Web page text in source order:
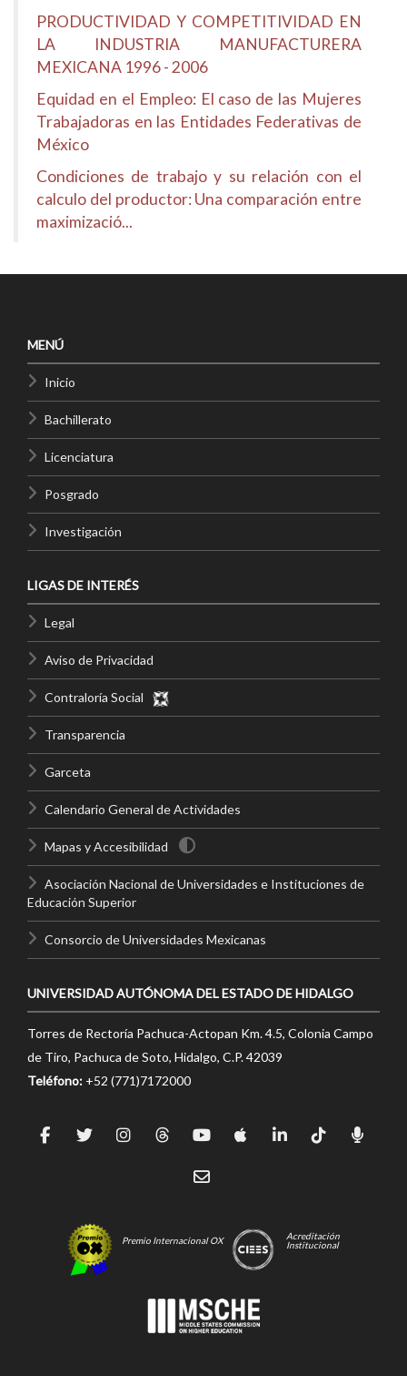
PRODUCTIVIDAD Y COMPETITIVIDAD EN
LA INDUSTRIA MANUFACTURERA
MEXICANA 1996 - 2006
Equidad en el Empleo: El caso de las Mujeres
Trabajadoras en las Entidades Federativas de
México
Condiciones de trabajo y su relación con el
calculo del productor: Una comparación entre
maximizació...
MENÚ
Inicio
Bachillerato
Licenciatura
Posgrado
Investigación
LIGAS DE INTERÉS
Legal
Aviso de Privacidad
Contraloría Social
Transparencia
Garceta
Calendario General de Actividades
Mapas y Accesibilidad
Asociación Nacional de Universidades e Instituciones de
Educación Superior
Consorcio de Universidades Mexicanas
UNIVERSIDAD AUTÓNOMA DEL ESTADO DE HIDALGO
Torres de Rectoría Pachuca-Actopan Km. 4.5, Colonia Campo
de Tiro, Pachuca de Soto, Hidalgo, C.P. 42039
Teléfono: +52 (771)7172000
Premio Internacional OX
Acreditación
Institucional